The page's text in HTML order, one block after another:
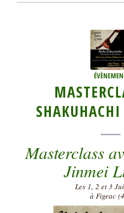
Masterclass
Jinmei
Les 1, 2 et 3
à Figeac